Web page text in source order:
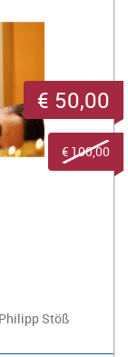
Stöß
€ 50,00
€ 100,00